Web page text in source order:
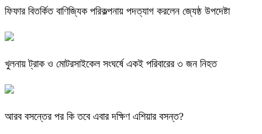
ফিফার বিতর্কিত বাণিজ্যিক পরিকল্পনায় পদত্যাগ করলেন জ্যেষ্ঠ উপদেষ্টা
খুলনায় ট্রাক ও মোটরসাইকেল সংঘর্ষে একই পরিবারের ৩ জন নিহত
আরব বসন্তের পর কি তবে এবার দক্ষিণ এশিয়ার বসন্ত?